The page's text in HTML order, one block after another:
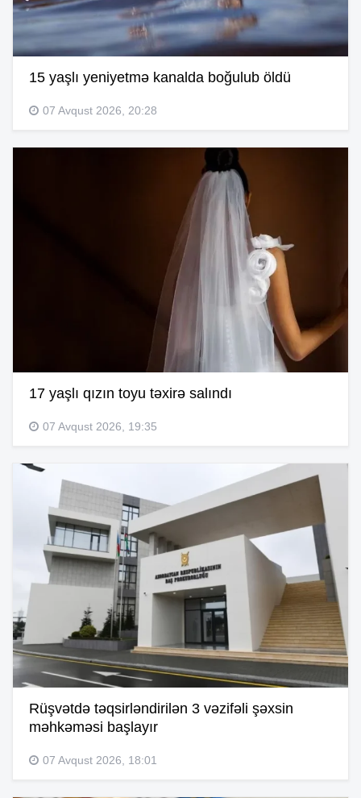
15 yaşlı yeniyetmə kanalda boğulub öldü
07 Avqust 2026, 20:28
17 yaşlı qızın toyu təxirə salındı
07 Avqust 2026, 19:35
Rüşvətdə təqsirləndirilən 3 vəzifəli şəxsin
məhkəməsi başlayır
07 Avqust 2026, 18:01